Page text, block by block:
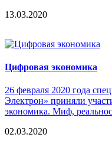
13.03.2020
Цифровая экономика
26 февраля 2020 года
Электрон» приняли
экономика. Миф,
02.03.2020